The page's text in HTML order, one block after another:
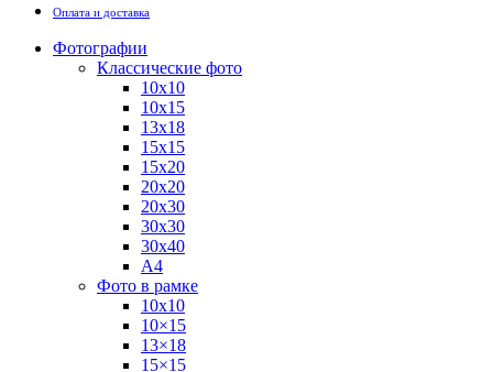
Оплата и доставка
Фотографии
Классические фото
10х10
10х15
13х18
15х15
15х20
20х20
20х30
30х30
30х40
А4
Фото в рамке
10х10
10×15
13×18
15×15